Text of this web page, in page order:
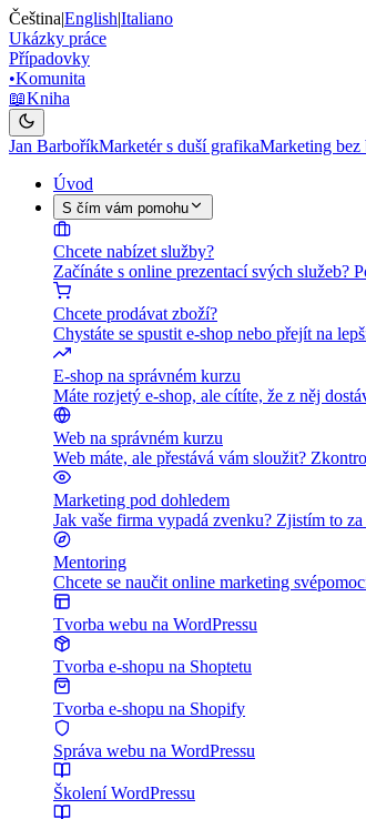
Čeština|English|Italiano
Ukázky práce
Případovky
•Komunita
📖Kniha
Jan BarboříkMarketér s duší grafikaMarketing bez
Úvod
S čím vám pomohu
Chcete nabízet služby?
Začínáte s online prezentací svých služeb?
Chcete prodávat zboží?
Chystáte se spustit e-shop nebo přejít na
E-shop na správném kurzu
Máte rozjetý e-shop, ale cítíte, že z něj
Web na správném kurzu
Web máte, ale přestává vám sloužit?
Marketing pod dohledem
Jak vaše firma vypadá zvenku? Zjistím to
Mentoring
Chcete se naučit online marketing
Tvorba webu na WordPressu
Tvorba e-shopu na Shoptetu
Tvorba e-shopu na Shopify
Správa webu na WordPressu
Školení WordPressu